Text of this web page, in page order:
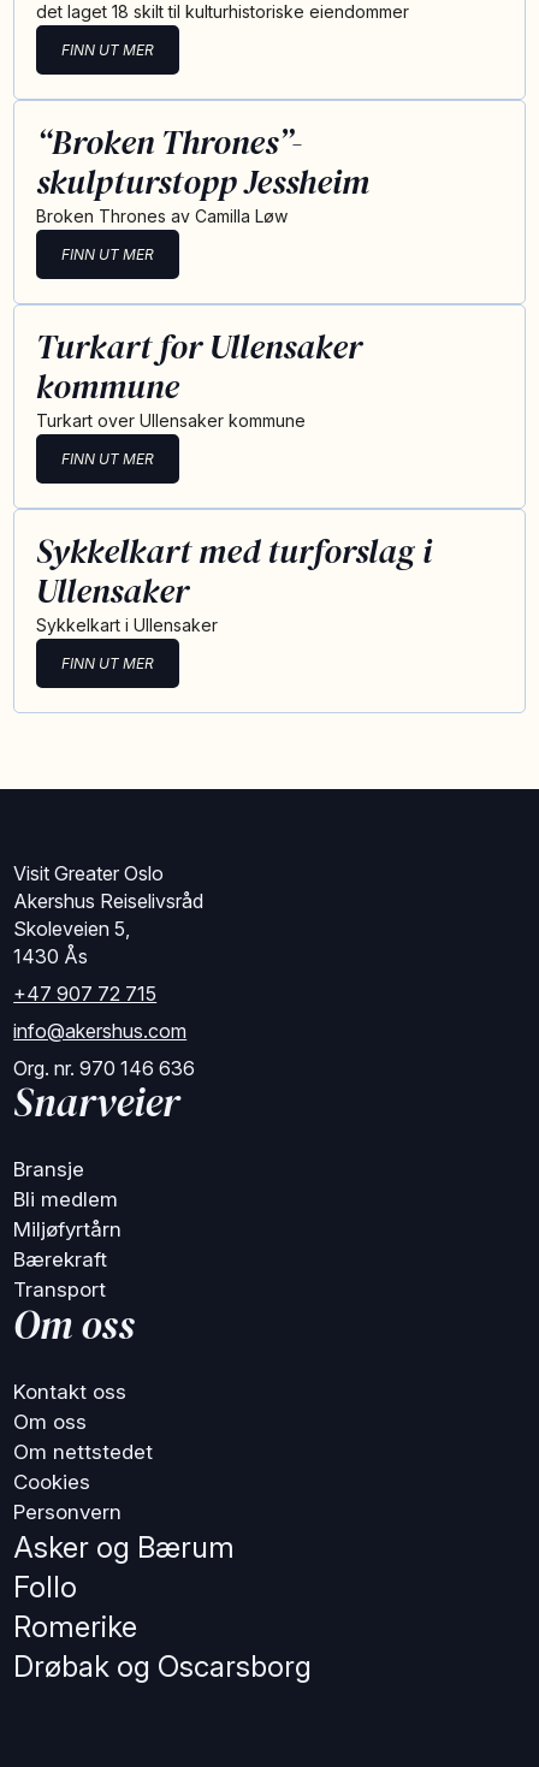
det laget 18 skilt til kulturhistoriske eiendommer
FINN UT MER
“Broken Thrones”-
skulpturstopp Jessheim
Broken Thrones av Camilla Løw
FINN UT MER
Turkart for Ullensaker
kommune
Turkart over Ullensaker kommune
FINN UT MER
Sykkelkart med turforslag i
Ullensaker
Sykkelkart i Ullensaker
FINN UT MER
Visit Greater Oslo
Akershus Reiselivsråd
Skoleveien 5,
1430 Ås
+47 907 72 715
info@akershus.com
Org. nr. 970 146 636
Snarveier
Bransje
Bli medlem
Miljøfyrtårn
Bærekraft
Transport
Om oss
Kontakt oss
Om oss
Om nettstedet
Cookies
Personvern
Asker og Bærum
Follo
Romerike
Drøbak og Oscarsborg